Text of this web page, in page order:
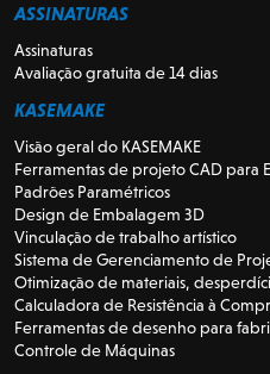
ASSINATURAS
Assinaturas
Avaliação gratuita de 14 dias
KASEMAKE
Visão geral do KASEMAKE
Ferramentas de projeto CAD para
Padrões Paramétricos
Design de Embalagem 3D
Vinculação de trabalho artístico
Sistema de Gerenciamento de
Otimização de materiais,
Calculadora de Resistência à
Ferramentas de desenho para
Controle de Máquinas